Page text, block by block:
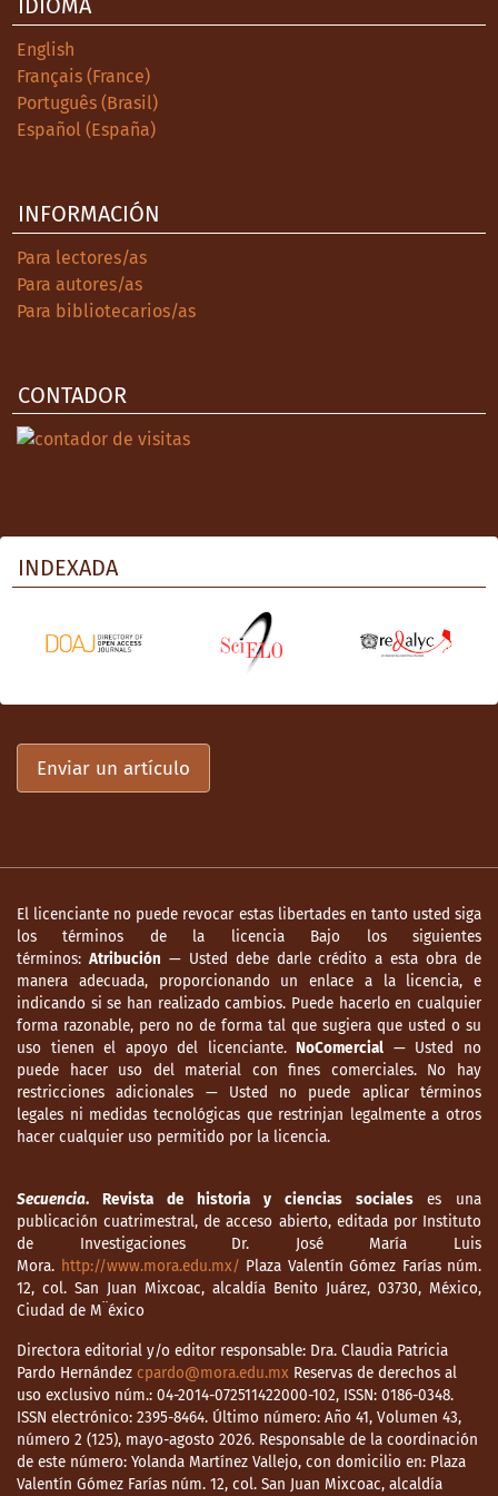
IDIOMA
English
Français (France)
Português (Brasil)
Español (España)
INFORMACIÓN
Para lectores/as
Para autores/as
Para bibliotecarios/as
CONTADOR
INDEXADA
Enviar un artículo
El licenciante no puede revocar estas libertades en tanto usted siga
los términos de la licencia Bajo los siguientes
términos: Atribución — Usted debe darle crédito a esta obra de
manera adecuada, proporcionando un enlace a la licencia, e
indicando si se han realizado cambios. Puede hacerlo en cualquier
forma razonable, pero no de forma tal que sugiera que usted o su
uso tienen el apoyo del licenciante.NoComercial — Usted no
puede hacer uso del material con fines comerciales. No hay
restricciones adicionales — Usted no puede aplicar términos
legales ni medidas tecnológicas que restrinjan legalmente a otros
hacer cualquier uso permitido por la licencia.
Secuencia. Revista de historia y ciencias socialeses una
publicación cuatrimestral, de acceso abierto, editada por Instituto
de Investigaciones Dr. José María Luis
Mora. http://www.mora.edu.mx/ Plaza Valentín Gómez Farías núm.
12, col. San Juan Mixcoac, alcaldía Benito Juárez, 03730, México,
Ciudad de M¨éxico
Directora editorial y/o editor responsable: Dra. Claudia Patricia
Pardo Hernández cpardo@mora.edu.mx Reservas de derechos al
uso exclusivo núm.: 04-2014-072511422000-102, ISSN: 0186-0348.
ISSN electrónico: 2395-8464. Último número: Año 41, Volumen 43,
número 2 (125), mayo-agosto 2026. Responsable de la coordinación
de este número: Yolanda Martínez Vallejo, con domicilio en: Plaza
Valentín Gómez Farías núm. 12, col. San Juan Mixcoac, alcaldía